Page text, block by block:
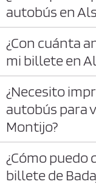
autobús en
¿Con cuánta
mi billete en
¿Necesito
autobús para
Montijo?
¿Cómo puedo
billete de